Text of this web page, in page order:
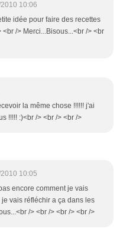
10:06
idée pour faire des recettes
<br /> Merci...Bisous...<br /> <br
la même chose !!!!!! j'ai
!!!!! :)<br /> <br /> <br />
10:05
encore comment je vais
vais réfléchir a ça dans les
/> <br /> <br /> <br />